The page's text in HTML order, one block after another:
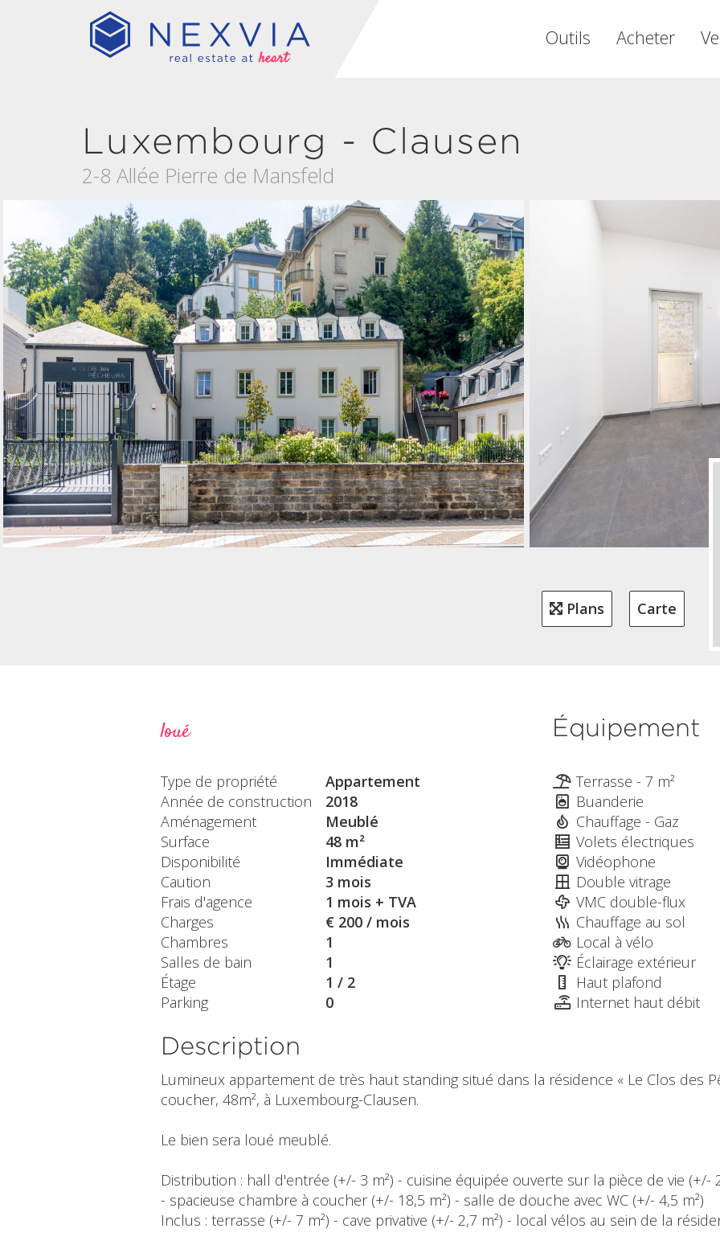
Outils Acheter
Luxembourg - Clausen
2-8 Allée Pierre de Mansfeld
Plans Carte
loué
Type de propriété
Appartement
Année de construction
2018
Aménagement
Meublé
Surface
48 m²
Disponibilité
Immédiate
Caution
3 mois
Frais d'agence
1 mois + TVA
Charges
€ 200 / mois
Chambres
1
Salles de bain
1
Étage
1 / 2
Parking
0
Équipement
Terrasse - 7 m²
Buanderie
Chauffage - Gaz
Volets électriques
Vidéophone
Double vitrage
VMC double-flux
Chauffage au sol
Local à vélo
Éclairage extérieur
Haut plafond
Internet haut débit
Description
Lumineux appartement de très haut standing situé dans la résidence « Le Clos des
coucher, 48m², à Luxembourg-Clausen.
Le bien sera loué meublé.
Distribution : hall d'entrée (+/- 3 m²) - cuisine équipée ouverte sur la pièce de vie (+/-
- spacieuse chambre à coucher (+/- 18,5 m²) - salle de douche avec WC (+/- 4,5 m²)
Inclus : terrasse (+/- 7 m²) - cave privative (+/- 2,7 m²) - local vélos au sein de la